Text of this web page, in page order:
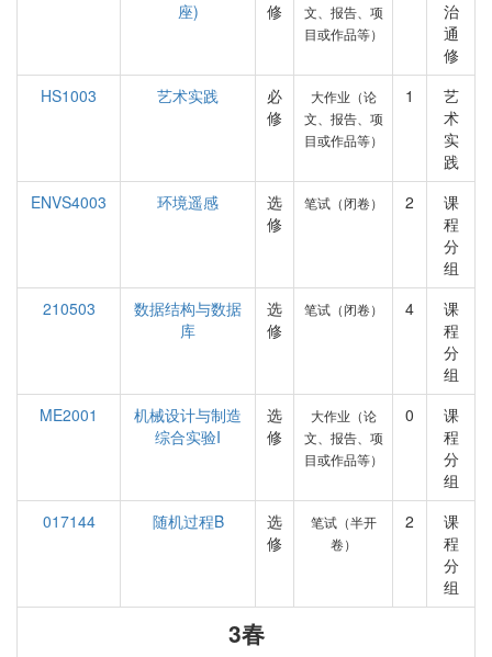
座)
修
文、报告、项
目或作品等）
治
通
修
HS1003
艺术实践
必
修
大作业（论
文、报告、项
目或作品等）
1
艺
术
实
践
ENVS4003
环境遥感
选
修
笔试（闭卷） 2
课
程
分
组
210503
数据结构与数据
库
选
修
笔试（闭卷） 4
课
程
分
组
ME2001
机械设计与制造
综合实验I
选
修
大作业（论
文、报告、项
目或作品等）
0
课
程
分
组
017144
随机过程B
选
修
笔试（半开
卷）
2
课
程
分
组
3春